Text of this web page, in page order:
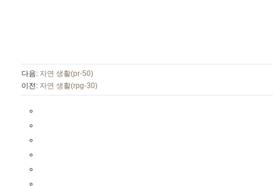
다음: 자연 생활(pr-50)
이전: 자연 생활(rpg-30)